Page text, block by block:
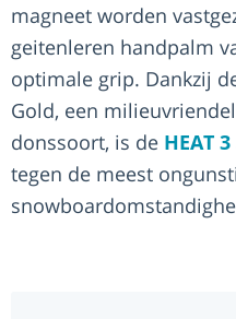
magneet worden
geitenleren handpalm
optimale grip. Dankzij
Gold, een
donssoort, is de HEAT
tegen de meest